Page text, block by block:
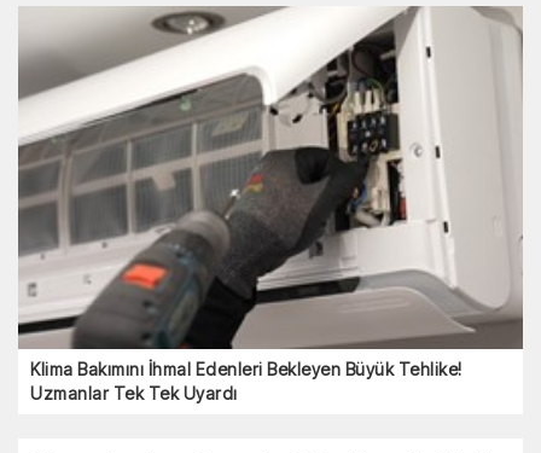
Klima Bakımını İhmal Edenleri Bekleyen Büyük Tehlike!
Uzmanlar Tek Tek Uyardı